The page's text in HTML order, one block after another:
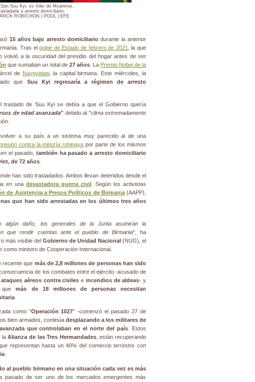
Suu Kyi, ex líder de Myanmar,
a arresto domiciliario.
ROBICHON | POOL | EFE
15 años bajo arresto domiciliariodurante la anterior
Tras elgolpe de Estado de febrero de 2021
, la que
volvió a la oscuridad del presidio del hogar antes de ser
que sumaban un total de 27 años. La Premio Nobel de la
de Naypyidaw, la capital birmana. Este miércoles, la
que Suu Kyi regresaría a régimen de arresto
traslado de Suu Kyi se debía a que el Gobierno quería
de edad avanzada" debido al "clima extremadamente
a su país a un sistema muy parecido al de una
contra la minoría rohingya por parte de los mismos
el pasado, también ha pasado a arresto domiciliario
, de 72 años
han sido trasladados. Ambos llevan detenidos desde el
en una devastadora guerra civil . Según los activistas
de Asistencia a Presos Políticos de Birmania(AAPP),
que han sido arrestadas en los últimos tres años
algún daño, los generales de la Junta asumirán la
que rendir cuentas ante el pueblo de Birmania", ha
más visible del Gobierno de Unidad Nacional (NUG), el
como ministro de Cooperación Internacional.
reciente que más de 2,8 millones de personas han sido
de los combates entre el ejército -acusado de
ataques aéreos contra civiles e incendios de aldeas- y
quemás de 18 millones de personas necesitan
como "Operación 1027" -comenzó el pasado 27 de
bien armados, continúa desplazando a los militares de
que controlaban en el norte del país . Estos
laAlianza de las Tres Hermandades, están recuperando
representan hasta un 40% del comercio terrestre con
al pueblo birmano en una situación cada vez es más
pasado de ser uno de los mercados emergentes más